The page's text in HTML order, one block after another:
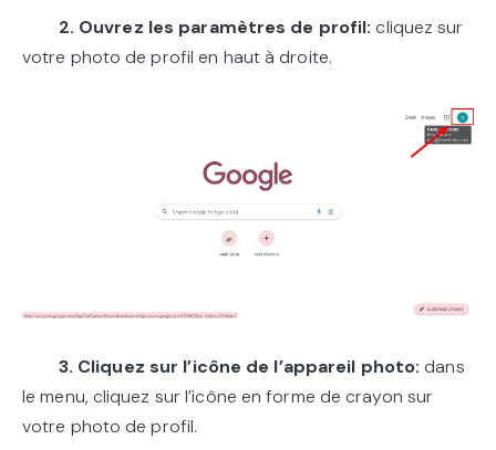
2. Ouvrez les paramètres de profil: cliquez sur
votre photo de profil en haut à droite.
3. Cliquez sur l’icône de l’appareil photo:dans
le menu, cliquez sur l’icône en forme de crayon sur
votre photo de profil.